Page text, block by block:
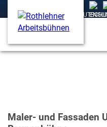
Maler- und Fassaden